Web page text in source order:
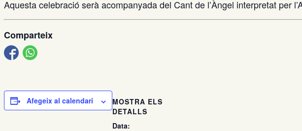
Aquesta celebració serà acompanyada del Cant de l’Àngel interpretat per
Comparteix
Afegeix al calendari
MOSTRA ELS
DETALLS
Data: